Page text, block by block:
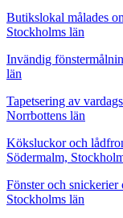
Butikslokal målades
Stockholms län
Invändig
län
Tapetsering av
Norrbottens län
Köksluckor och
Södermalm,
Fönster och snickerier
Stockholms län